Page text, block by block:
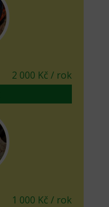
2 000 Kč / rok
1 000 Kč / rok